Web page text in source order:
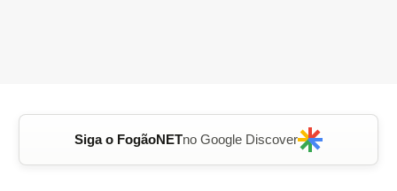
Siga o FogãoNETno Google Discover